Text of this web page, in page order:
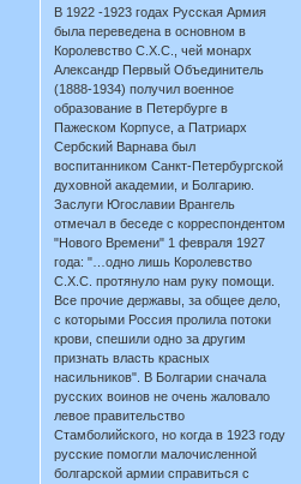
В 1922 -1923 годах Русская Армия
была переведена в основном в
Королевство С.Х.С., чей монарх
Александр Первый Объединитель
(1888-1934) получил военное
образование в Петербурге в
Пажеском Корпусе, а Патриарх
Сербский Варнава был
воспитанником Санкт-Петербургской
духовной академии, и Болгарию.
Заслуги Югославии Врангель
отмечал в беседе с корреспондентом
"Нового Времени" 1 февраля 1927
года: "…одно лишь Королевство
С.Х.С. протянуло нам руку помощи.
Все прочие державы, за общее дело,
с которыми Россия пролила потоки
крови, спешили одно за другим
признать власть красных
насильников". В Болгарии сначала
русских воинов не очень жаловало
левое правительство
Стамболийского, но когда в 1923 году
русские помогли малочисленной
болгарской армии справиться с